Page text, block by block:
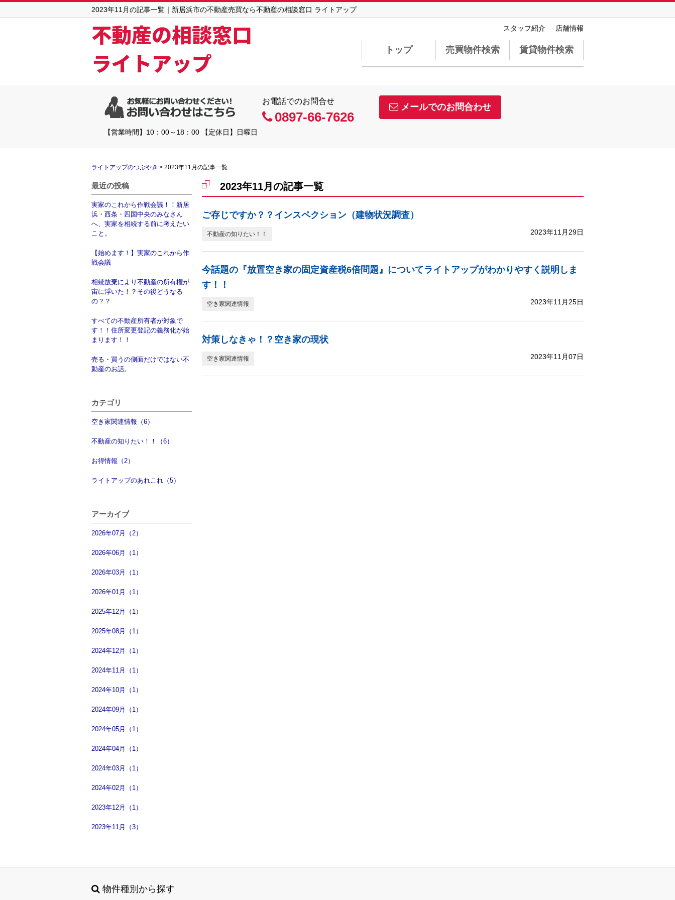
2023年11月の記事一覧｜新居浜市の不動産売買なら不動産の相談窓口 ライトアップ
不動産の相談窓口
ライトアップ
スタッフ紹介 店舗情報
トップ 売買物件検索 賃貸物件検索
お電話でのお問合せ
0897-66-7626
メールでのお問合わせ
【営業時間】10：00～18：00 【定休日】日曜日
ライトアップのつぶやき > 2023年11月の記事一覧
最近の投稿
実家のこれから作戦会議！！新居
浜・西条・四国中央のみなさん
へ、実家を相続する前に考えたい
こと。
【始めます！】実家のこれから作
戦会議
相続放棄により不動産の所有権が
宙に浮いた！？その後どうなる
の？？
すべての不動産所有者が対象で
す！！住所変更登記の義務化が始
まります！！
売る・買うの側面だけではない不
動産のお話。
カテゴリ
空き家関連情報（6）
不動産の知りたい！！（6）
お得情報（2）
ライトアップのあれこれ（5）
アーカイブ
2026年07月（2）
2026年06月（1）
2026年03月（1）
2026年01月（1）
2025年12月（1）
2025年08月（1）
2024年12月（1）
2024年11月（1）
2024年10月（1）
2024年09月（1）
2024年05月（1）
2024年04月（1）
2024年03月（1）
2024年02月（1）
2023年12月（1）
2023年11月（3）
2023年11月の記事一覧
ご存じですか？？インスペクション（建物状況調査）
不動産の知りたい！！ 2023年11月29日
今話題の『放置空き家の固定資産税6倍問題』についてライトアップがわかりやすく説明しま
す！！
空き家関連情報 2023年11月25日
対策しなきゃ！？空き家の現状
空き家関連情報 2023年11月07日
物件種別から探す